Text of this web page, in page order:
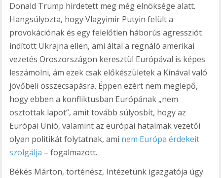
Donald Trump hirdetett meg még elnöksége alatt.
Hangsúlyozta, hogy Vlagyimir Putyin felült a
provokációnak és egy felelőtlen háborús agressziót
indított Ukrajna ellen, ami által a regnáló amerikai
vezetés Oroszországon keresztül Európával is képes
leszámolni, ám ezek csak előkészületek a Kínával való
jövőbeli összecsapásra. Éppen ezért nem meglepő,
hogy ebben a konfliktusban Európának „nem
osztottak lapot”, amit tovább súlyosbít, hogy az
Európai Unió, valamint az európai hatalmak vezetői
olyan politikát folytatnak, ami nem Európa érdekeit
szolgálja – fogalmazott.
Békés Márton, történész, Intézetünk igazgatója úgy